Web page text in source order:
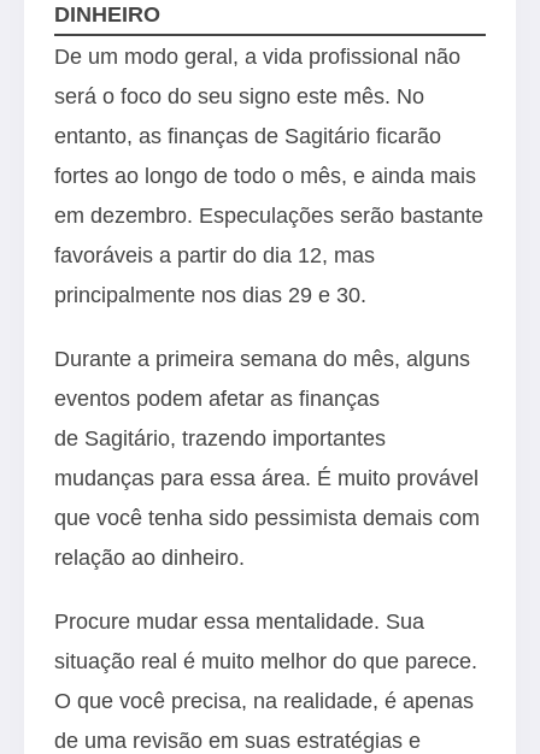
DINHEIRO
De um modo geral, a vida profissional não
será o foco do seu signo este mês. No
entanto, as finanças de Sagitário ficarão
fortes ao longo de todo o mês, e ainda mais
em dezembro. Especulações serão bastante
favoráveis a partir do dia 12, mas
principalmente nos dias 29 e 30.
Durante a primeira semana do mês, alguns
eventos podem afetar as finanças
de Sagitário, trazendo importantes
mudanças para essa área. É muito provável
que você tenha sido pessimista demais com
relação ao dinheiro.
Procure mudar essa mentalidade. Sua
situação real é muito melhor do que parece.
O que você precisa, na realidade, é apenas
de uma revisão em suas estratégias e